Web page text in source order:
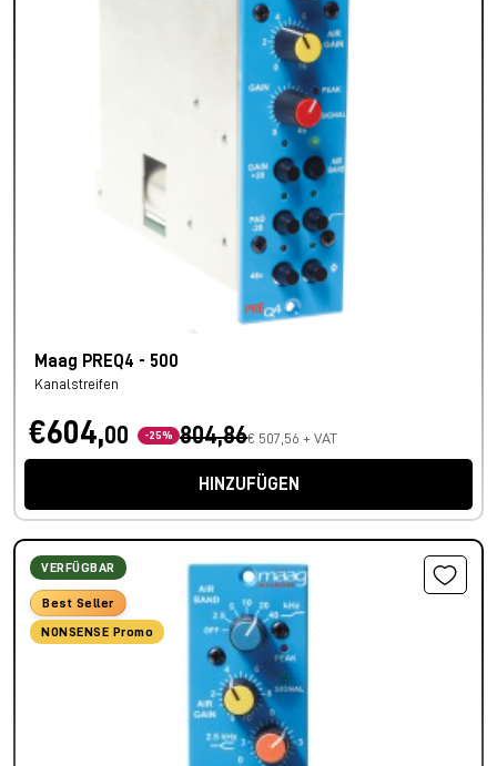
Maag PREQ4 - 500
Kanalstreifen
€604,00 -25% 804,86€ 507,56 + VAT
HINZUFÜGEN
VERFÜGBAR
Best Seller
NONSENSE Promo